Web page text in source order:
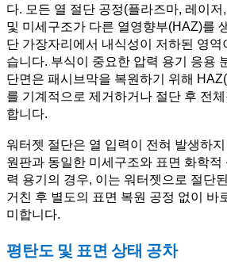
다. 모든 열 절단 공정(플라즈마, 레이
및 미세구조가 다른 열영향부(HAZ)를
단 가장자리에서 내식성이 저하된 영역
습니다. 부식이 중요한 압력 용기 응용
단면은 패시브막을 복원하기 위해
를 기계적으로 제거하거나 절단 후 전
합니다.
워터젯 절단은 열 입력이 전혀 발생하
원판과 동일한 미세구조와 표면 화학
력 용기의 경우, 이는 워터젯으로 절단
거친 후 별도의 표면 복원 공정 없이 바
미합니다.
평탄도 및 표면 상태 공차